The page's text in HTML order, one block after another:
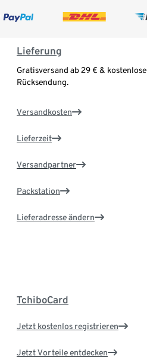
Lieferung
Gratisversand ab 29 € & kostenlose
Rücksendung.
Versandkosten
Lieferzeit
Versandpartner
Packstation
Lieferadresse ändern
TchiboCard
Jetzt kostenlos registrieren
Jetzt Vorteile entdecken